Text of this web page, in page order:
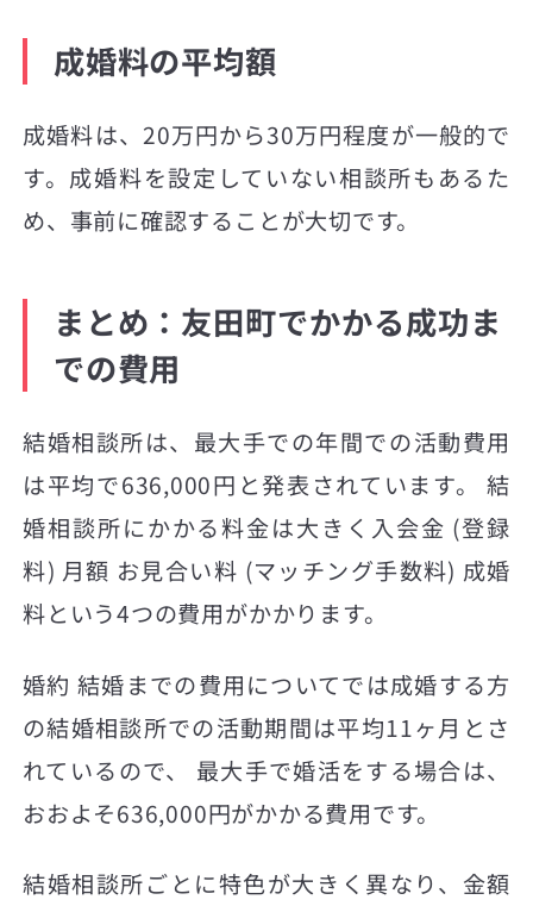
成婚料の平均額
成婚料は、20万円から30万円程度が一般的で
す。成婚料を設定していない相談所もあるた
め、事前に確認することが大切です。
まとめ：友田町でかかる成功ま
での費用
結婚相談所は、最大手での年間での活動費用
は平均で636,000円と発表されています。 結
婚相談所にかかる料金は大きく入会金 (登録
料) 月額 お見合い料 (マッチング手数料) 成婚
料という4つの費用がかかります。
婚約 結婚までの費用についてでは成婚する方
の結婚相談所での活動期間は平均11ヶ月とさ
れているので、 最大手で婚活をする場合は、
おおよそ636,000円がかかる費用です。
結婚相談所ごとに特色が大きく異なり、金額